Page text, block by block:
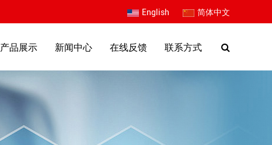
English 简体中文
产品展示 新闻中心 在线反馈 联系方式